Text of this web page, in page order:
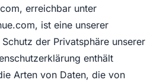
, erreichbar unter
, ist eine unserer
der Privatsphäre unserer
enthält
Arten von Daten, die von